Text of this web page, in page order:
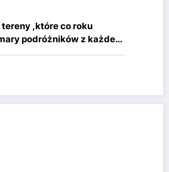
,które co roku
podróżników z każdej
tylko.